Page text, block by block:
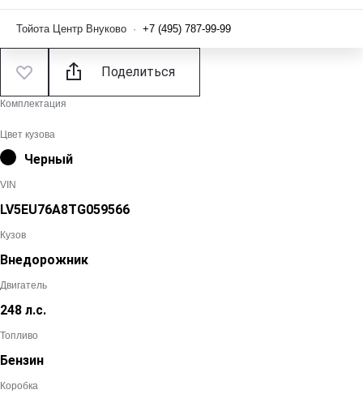
Тойота Центр Внуково · +7 (495) 787-99-99
Поделиться
Комплектация
Цвет кузова
Черный
VIN
LV5EU76A8TG059566
Кузов
Внедорожник
Двигатель
248 л.с.
Топливо
Бензин
Коробка